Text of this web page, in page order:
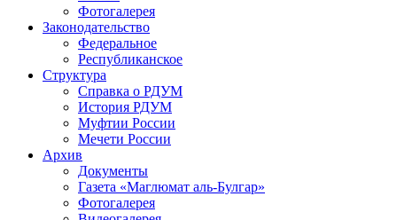
Фотогалерея
Законодательство
Федеральное
Республиканское
Структура
Справка о РДУМ
История РДУМ
Муфтии России
Мечети России
Архив
Документы
Газета «Маглюмат аль-Булгар»
Фотогалерея